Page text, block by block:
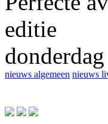
editie
nieuws algemeen nieuws